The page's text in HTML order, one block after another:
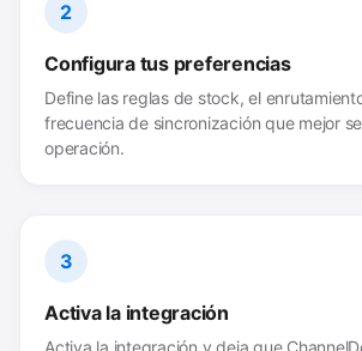
2
Configura tus preferencias
Define las reglas de stock, el
frecuencia de sincronización que mejor
operación.
3
Activa la integración
Activa la integración y deja que